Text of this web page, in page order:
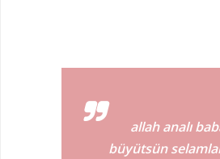
allah analı
büyütsün